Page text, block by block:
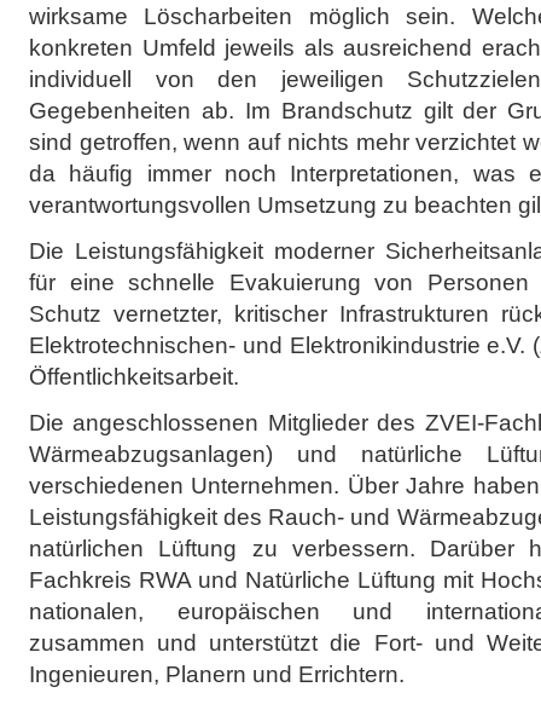
wirksame Löscharbeiten möglich sein.
konkreten Umfeld jeweils als ausreichend
individuell von den jeweiligen
Gegebenheiten ab. Im Brandschutz gilt der
sind getroffen, wenn auf nichts mehr verzichtet
da häufig immer noch Interpretationen,
verantwortungsvollen Umsetzung zu beachten
Die Leistungsfähigkeit moderner
für eine schnelle Evakuierung von
Schutz vernetzter, kritischer Infrastrukturen
Elektrotechnischen- und Elektronikindustrie e.V.
Öffentlichkeitsarbeit.
Die angeschlossenen Mitglieder des ZVEI-
Wärmeabzugsanlagen) und natürliche
verschiedenen Unternehmen. Über Jahre
Leistungsfähigkeit des Rauch- und
natürlichen Lüftung zu verbessern. Darüber
Fachkreis RWA und Natürliche Lüftung mit
nationalen, europäischen und
zusammen und unterstützt die Fort- und
Ingenieuren, Planern und Errichtern.